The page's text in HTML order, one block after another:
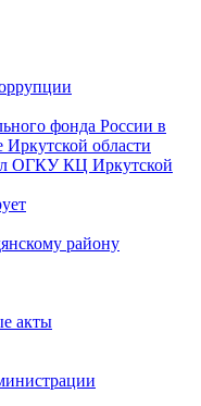
фонда России в
области
ОГКУ КЦ Иркутской
району
акты